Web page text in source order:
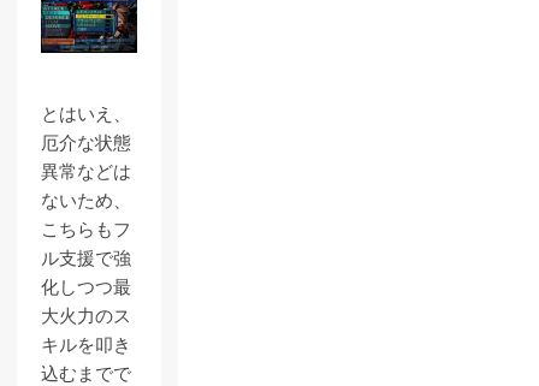
とはいえ、
厄介な状態
異常などは
ないため、
こちらもフ
ル支援で強
化しつつ最
大火力のス
キルを叩き
込むまでで